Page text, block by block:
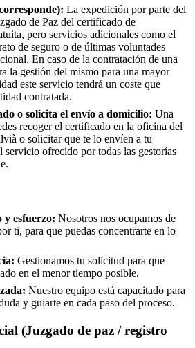
La expedición por parte del
de Paz del certificado de
pero servicios adicionales como el
de seguro o de últimas voluntades
En caso de la contratación de una
la gestión del mismo para una mayor
este servicio tendrá un coste que
contratada.
o solicita el envío a domicilio: Una
recoger el certificado en la oficina del
o solicitar que te lo envíen a tu
servicio ofrecido por todas las gestorías
y esfuerzo: Nosotros nos ocupamos de
ti, para que puedas concentrarte en lo
Gestionamos tu solicitud para que
en el menor tiempo posible.
Nuestro equipo está capacitado para
y guiarte en cada paso del proceso.
(Juzgado de paz / registro